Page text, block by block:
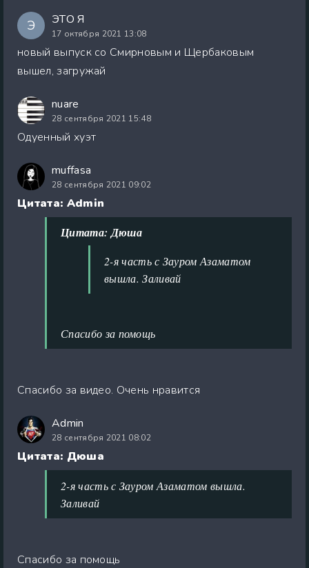
Э ЭTО Я
17 октября 2021 13:08
новый выпуск со Смирновым и Щербаковым
вышел, загружай
nuare
28 сентября 2021 15:48
Одуенный хуэт
muffasa
28 сентября 2021 09:02
Цитата: Admin
Цитата: Дюша
2-я часть с Зауром Азаматом
вышла. Заливай
Спасибо за помощь
Спасибо за видео. Очень нравится
Admin
28 сентября 2021 08:02
Цитата: Дюша
2-я часть с Зауром Азаматом вышла.
Заливай
Спасибо за помощь